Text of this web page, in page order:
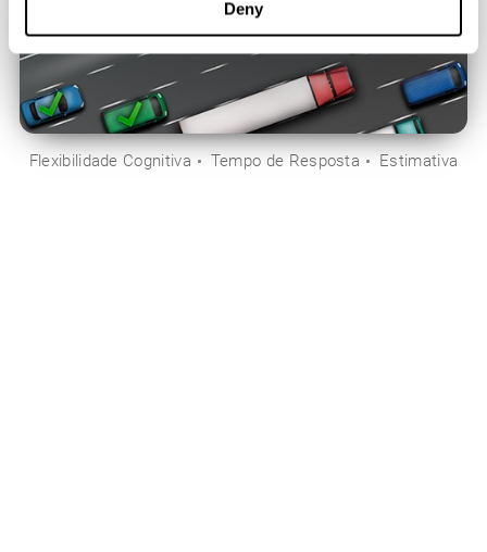
Deny
Flexibilidade Cognitiva Tempo de Resposta Estimativa